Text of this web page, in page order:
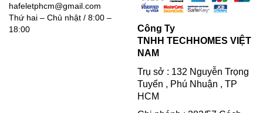
hafeletphcm@gmail.com
Thứ hai – Chủ nhật / 8:00 –
18:00
Công Ty
TNHH TECHHOMES VIỆT
NAM
Trụ sở : 132 Nguyễn Trọng
Tuyển , Phú Nhuận , TP
HCM